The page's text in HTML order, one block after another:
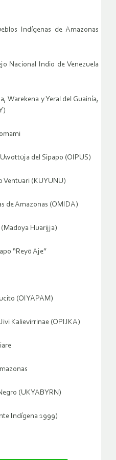
Indígenas de Amazonas
Nacional Indio de Venezuela
Warekena y Yeral del Guainía,
del Sipapo (OIPUS)
Ventuari (KUYUNU)
de Amazonas (OMIDA)
Huarijja)
“Reyö Aje”
(OIYAPAM)
Kalievirrinae (OPIJKA)
(UKYABYRN)
Indígena 1999)